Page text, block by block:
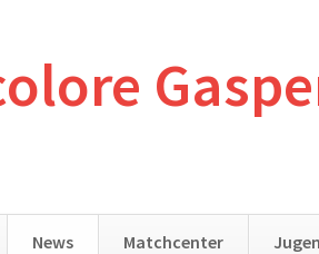
News Matchcenter